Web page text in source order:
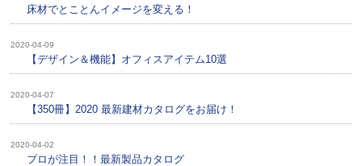
床材でとことんイメージを変える！
2020-04-09
【デザイン＆機能】オフィスアイテム10選
2020-04-07
【350冊】2020 最新建材カタログをお届け！
2020-04-02
プロが注目！！最新製品カタログ